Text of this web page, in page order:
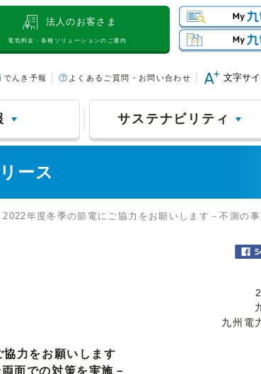
法人のお客さま
電気料金・各種ソリューションのご案内
でんき予報 よくあるご質問・お問い合わせ 文字サ
サステナビリティ
ース
年度冬季の節電にご協力をお願いします－不測の
九州電
力をお願いします
面での対策を実施－